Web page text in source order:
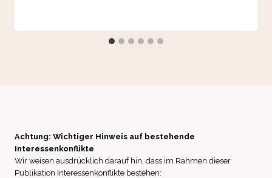
Achtung: Wichtiger Hinweis auf bestehende
Interessenkonflikte
Wir weisen ausdrücklich darauf hin, dass im Rahmen dieser
Publikation Interessenkonflikte bestehen: